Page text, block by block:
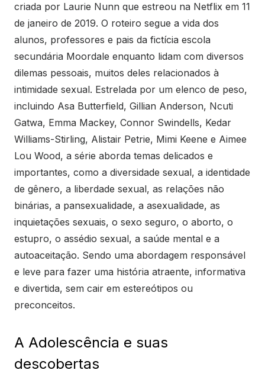
criada por Laurie Nunn que estreou na Netflix em 11
de janeiro de 2019. O roteiro segue a vida dos
alunos, professores e pais da fictícia escola
secundária Moordale enquanto lidam com diversos
dilemas pessoais, muitos deles relacionados à
intimidade sexual. Estrelada por um elenco de peso,
incluindo Asa Butterfield, Gillian Anderson, Ncuti
Gatwa, Emma Mackey, Connor Swindells, Kedar
Williams-Stirling, Alistair Petrie, Mimi Keene e Aimee
Lou Wood, a série aborda temas delicados e
importantes, como a diversidade sexual, a identidade
de gênero, a liberdade sexual, as relações não
binárias, a pansexualidade, a asexualidade, as
inquietações sexuais, o sexo seguro, o aborto, o
estupro, o assédio sexual, a saúde mental e a
autoaceitação. Sendo uma abordagem responsável
e leve para fazer uma história atraente, informativa
e divertida, sem cair em estereótipos ou
preconceitos.
A Adolescência e suas
descobertas